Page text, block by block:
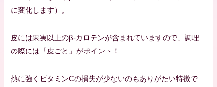
に変化します）。
皮には果実以上のβ-カロテンが含まれていますので、調理
の際には「皮ごと」がポイント！
熱に強くビタミンCの損失が少ないのもありがたい特徴で